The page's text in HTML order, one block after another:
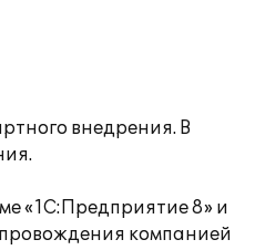
внедрения. В
«1С:Предприятие 8» и
компанией